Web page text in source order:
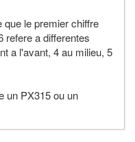
le premier chiffre
refere a differentes
a l'avant, 4 au milieu, 5
un PX315 ou un